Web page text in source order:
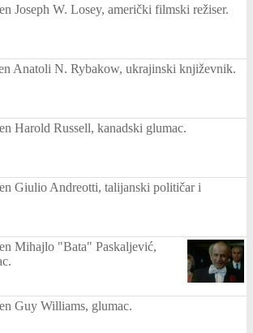
Joseph W. Losey, američki filmski režiser.
Anatoli N. Rybakow, ukrajinski književnik.
Harold Russell, kanadski glumac.
Giulio Andreotti, talijanski političar i
Mihajlo "Bata" Paskaljević,
Guy Williams, glumac.